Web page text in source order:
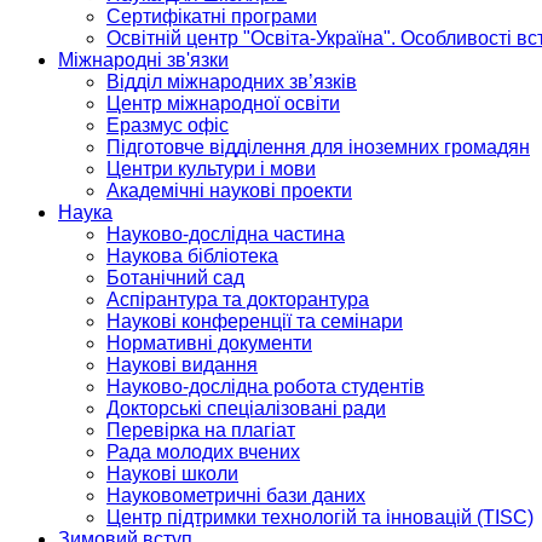
Сертифікатні програми
Освітній центр "Освіта-Україна". Особливості
Міжнародні зв'язки
Відділ міжнародних зв’язків
Центр міжнародної освіти
Еразмус офіс
Підготовче відділення для іноземних громадян
Центри культури і мови
Академічні наукові проекти
Наука
Науково-дослідна частина
Наукова бібліотека
Ботанічний сад
Аспірантура та докторантура
Наукові конференції та семінари
Нормативні документи
Наукові видання
Науково-дослідна робота студентів
Докторські спеціалізовані ради
Перевірка на плагіат
Рада молодих вчених
Наукові школи
Науковометричні бази даних
Центр підтримки технологій та інновацій (TISC)